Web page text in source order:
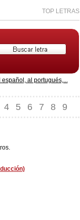
TOP LETRAS
al portugués,...
4 5 6 7 8 9